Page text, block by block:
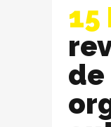
15
de